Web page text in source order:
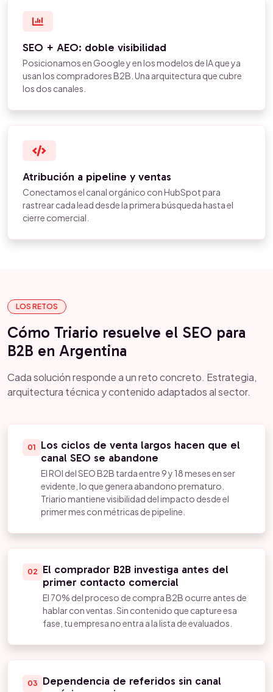
SEO + AEO: doble visibilidad
Posicionamos en Google y en los modelos de IA que ya
usan los compradores B2B. Una arquitectura que cubre
los dos canales.
Atribución a pipeline y ventas
Conectamos el canal orgánico con HubSpot para
rastrear cada lead desde la primera búsqueda hasta el
cierre comercial.
LOS RETOS
Cómo Triario resuelve el SEO para
B2B en Argentina
Cada solución responde a un reto concreto. Estrategia,
arquitectura técnica y contenido adaptados al sector.
01
Los ciclos de venta largos hacen que el
canal SEO se abandone
El ROI del SEO B2B tarda entre 9 y 18 meses en ser
evidente, lo que genera abandono prematuro.
Triario mantiene visibilidad del impacto desde el
primer mes con métricas de pipeline.
02
El comprador B2B investiga antes del
primer contacto comercial
El 70% del proceso de compra B2B ocurre antes de
hablar con ventas. Sin contenido que capture esa
fase, tu empresa no entra a la lista de evaluados.
03
Dependencia de referidos sin canal